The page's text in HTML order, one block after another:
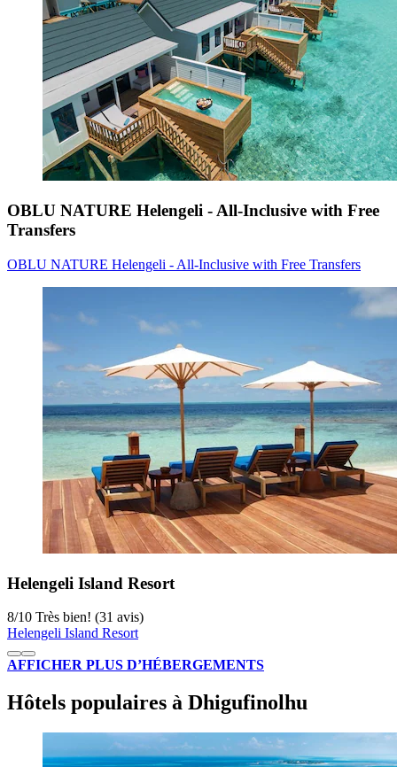
OBLU NATURE Helengeli - All-Inclusive with Free
Transfers
OBLU NATURE Helengeli - All-Inclusive with Free Transfers
Helengeli Island Resort
8/10 Très bien! (31 avis)
Helengeli Island Resort
AFFICHER PLUS D’HÉBERGEMENTS
Hôtels populaires à Dhigufinolhu